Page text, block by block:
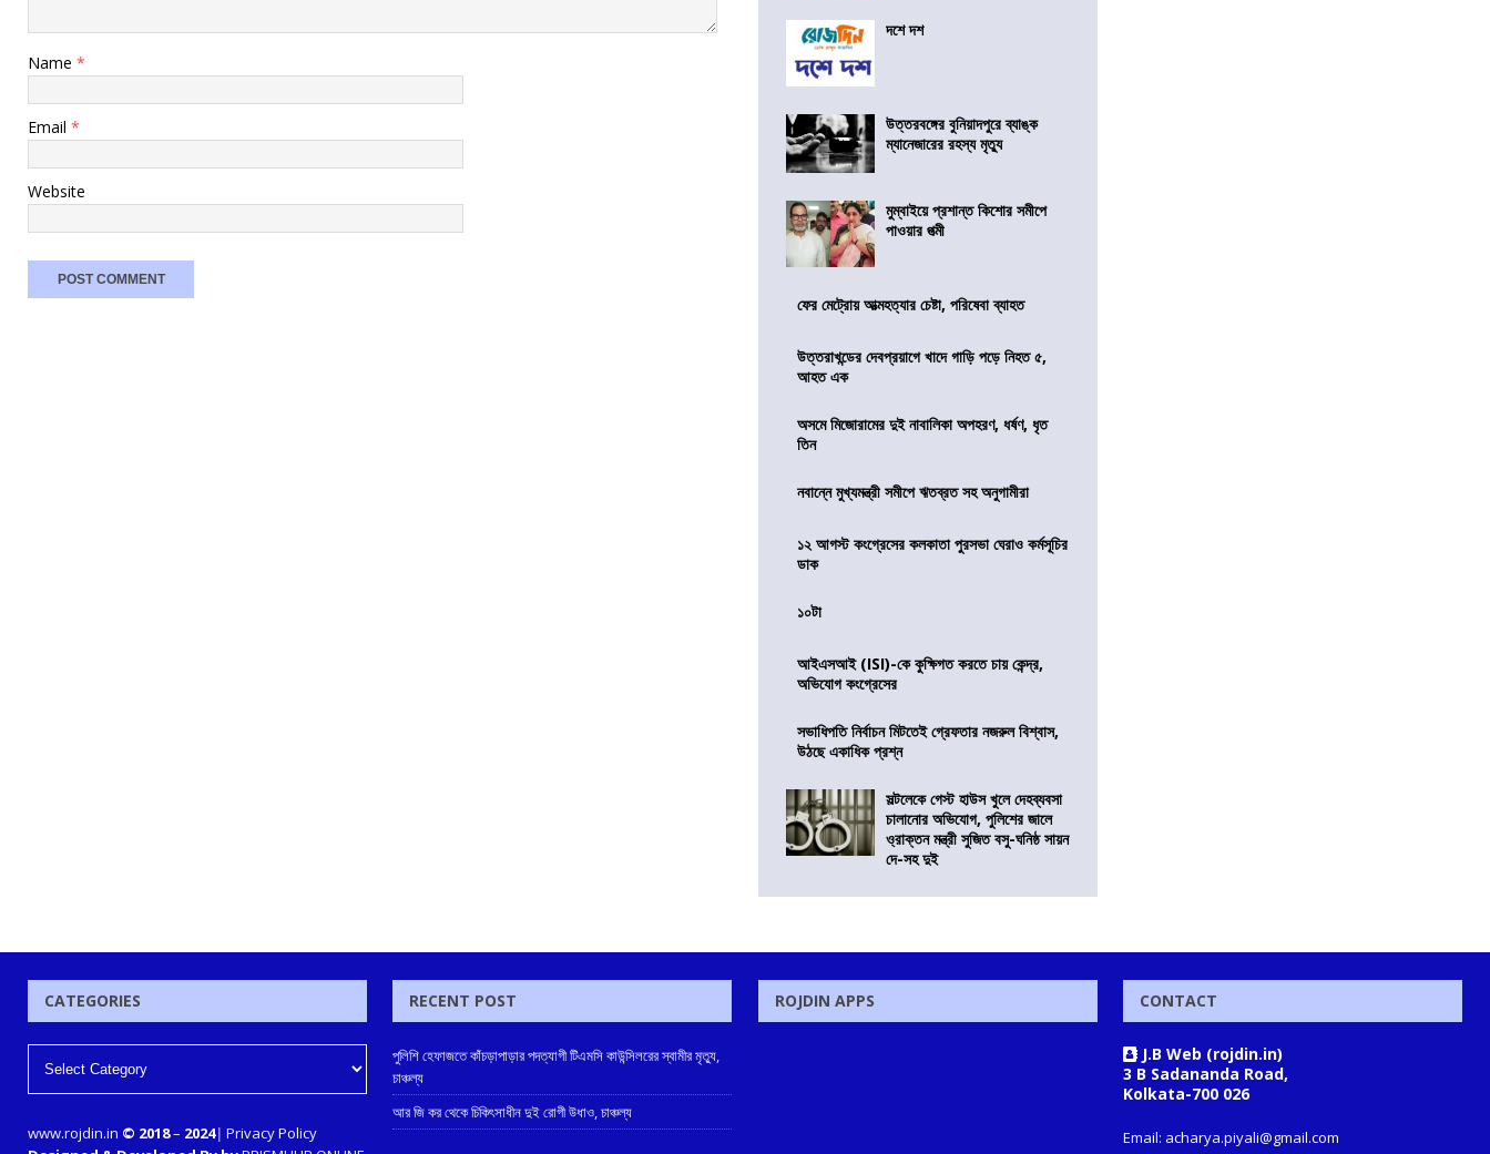
Name *
Email *
Website
দশে দশ
উত্তরবঙ্গের বুনিয়াদপুরে ব্যাঙ্ক
ম্যানেজারের রহস্য মৃত্যু
মুম্বাইয়ে প্রশান্ত কিশোর সমীপে
পাওয়ার পত্মী
ফের মেট্রোয় আত্মহত্যার চেষ্টা, পরিষেবা ব্যাহত
উত্তরাখন্ডের দেবপ্রয়াগে খাদে গাড়ি পড়ে নিহত ৫,
আহত এক
অসমে মিজোরামের দুই নাবালিকা অপহরণ, ধর্ষণ, ধৃত
তিন
নবান্নে মুখ্যমন্ত্রী সমীপে ঋতব্রত সহ অনুগামীরা
১২ আগস্ট কংগ্রেসের কলকাতা পুরসভা ঘেরাও কর্মসূচির
ডাক
১০টা
আইএসআই (ISI)-কে কুক্ষিগত করতে চায় কেন্দ্র,
অভিযোগ কংগ্রেসের
সভাধিপতি নির্বাচন মিটতেই গ্রেফতার নজরুল বিশ্বাস,
উঠছে একাধিক প্রশ্ন
সল্টলেকে গেস্ট হাউস খুলে দেহব্যবসা
চালানোর অভিযোগ, পুলিশের জালে
ও্রাক্তন মন্ত্রী সুজিত বসু-ঘনিষ্ঠ সায়ন
দে-সহ দুই
CATEGORIES
www.rojdin.in © 2018– 2024| Privacy Policy
RECENT POST
পুলিশি হেফাজতে কাঁচড়াপাড়ার পদত্যাগী টিএমসি কাউন্সিলরের স্বামীর মৃত্যু,
চাঞ্চল্য
আর জি কর থেকে চিকিৎসাধীন দুই রোগী উধাও, চাঞ্চল্য
ROJDIN APPS CONTACT
J.B Web (rojdin.in)
3 B Sadananda Road,
Kolkata-700 026
Email: acharya.piyali@gmail.com